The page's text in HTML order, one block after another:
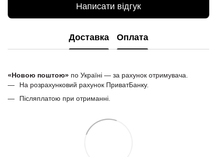
Написати відгук
Доставка Оплата
«Новою поштою» по Україні — за рахунок отримувача.
На розрахунковий рахунок ПриватБанку.
Післяплатою при отриманні.